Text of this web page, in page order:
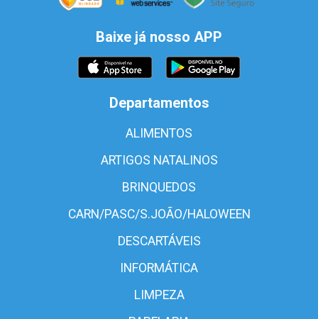
Baixe já nosso APP
Departamentos
ALIMENTOS
ARTIGOS NATALINOS
BRINQUEDOS
CARN/PASC/S.JOÃO/HALOWEEN
DESCARTÁVEIS
INFORMÁTICA
LIMPEZA